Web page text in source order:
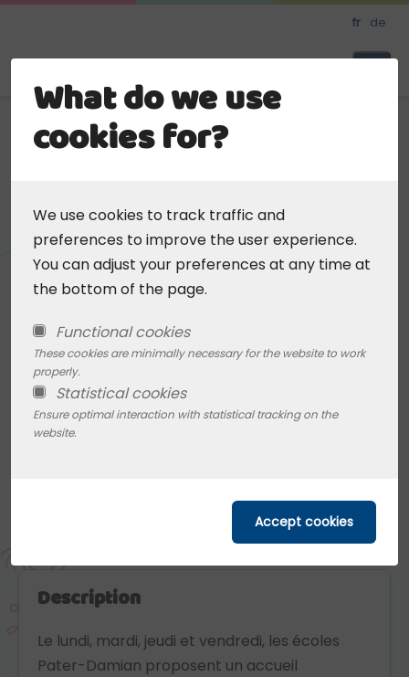
main
contentWhat do we use
cookies for?
We use cookies to track traffic and
preferences to improve the user experience.
You can adjust your preferences at any time at
the bottom of the page.
Functional cookies
These cookies are minimally necessary for the website to work
properly.
Statistical cookies
Ensure optimal interaction with statistical tracking on the
website.
fr de
Meine Kinderbetreuung
Außerschulische Betreuung
an den Pater-Damian-
Schulen am Heidberg
Site internet
https://www.pds-heidberg.be
Slogan
Description
Le lundi, mardi, jeudi et vendredi, les écoles
Pater-Damian proposent un accueil